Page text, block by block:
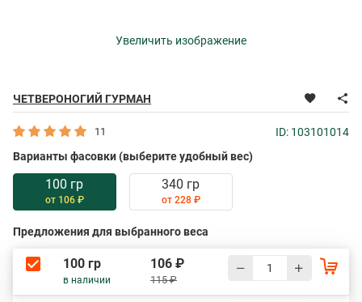
ЧЕТВЕРОНОГИЙ ГУРМАН
Увеличить изображение
11
ID: 103101014
Варианты фасовки (выберите удобный вес)
100 гр
от 106 ₽
340 гр
от 228 ₽
Предложения для выбранного веса
100 гр
в наличии
106 ₽
115 ₽